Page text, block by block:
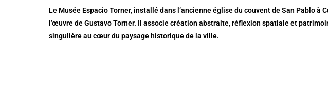
Le Musée Espacio Torner, installé dans l’ancienne église du couvent de San Pablo à
l’œuvre de Gustavo Torner. Il associe création abstraite, réflexion spatiale et
singulière au cœur du paysage historique de la ville.